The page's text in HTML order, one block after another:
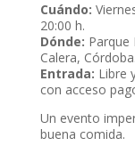
Cuándo:
20:00 h.
Dónde: Parque
Calera, Córdoba.
Entrada: Libre
con acceso
Un evento
buena comida.